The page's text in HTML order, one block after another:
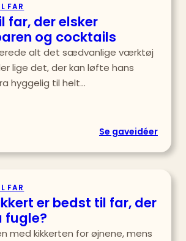
FAR
far, der elsker
og cocktails
alt det sædvanlige værktøj
lige det, der kan løfte hans
hyggelig til helt…
Se gaveidéer:
gaver
FAR
er bedst til far, der
fugle?
med kikkerten for øjnene, mens